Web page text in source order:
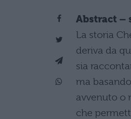
Abstract –
La storia
deriva da
sia
ma
avvenuto o
che